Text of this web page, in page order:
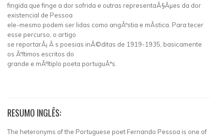
fingida que finge a dor sofrida e outras representaÃ§Ãµes da dor
existencial de Pessoa
ele-mesmo podem ser lidas como angÃºstia e mÃ­stica. Para tecer
esse percurso, o artigo
se reportarÃ¡ Ã s poesias inÃ©ditas de 1919-1935, basicamente
os Ãºltimos escritos do
grande e mÃºltiplo poeta portuguÃªs.
RESUMO INGLÊS:
The heteronyms of the Portuguese poet Fernando Pessoa is one of